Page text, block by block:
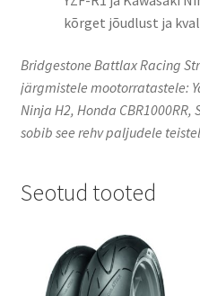
kõrget jõudlust ja
Bridgestone Battlax Racing
järgmistele mootorratastele:
Ninja H2, Honda CBR1000RR,
sobib see rehv paljudele
Seotud tooted